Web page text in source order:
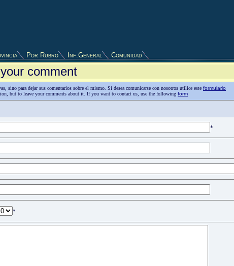
Por Rubro Inf.General Comunidad
comment
sino para dejar sus comentarios sobre el mismo. Si desea comunicarse con nosotros utilice este formulario
but to leave your comments about it. If you want to contact us, use the following form
*
*